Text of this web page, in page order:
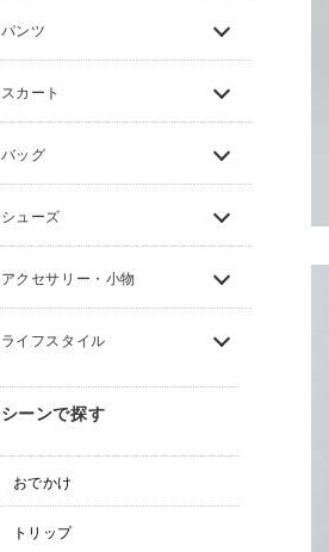
パンツ
スカート
バッグ
シューズ
アクセサリー・小物
ライフスタイル
シーンで探す
おでかけ
トリップ